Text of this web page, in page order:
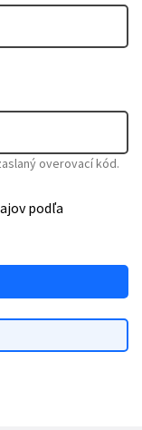
overovací kód.
podľa